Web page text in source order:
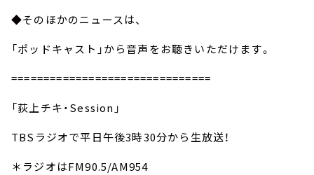
◆そのほかのニュースは、
「ポッドキャスト」から音声をお聴きいただけます。
===============================
「荻上チキ・Session」
TBSラジオで平日午後3時30分から生放送！
＊ラジオはFM90.5/AM954